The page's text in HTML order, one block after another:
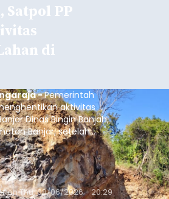
Satpol PP
di
-Pemerintah
aktivitas
Dinas Bingin Banjah,
Banjar, setelah
pengambilan
dengan peruntukan
onThu, 08/06/2026 - 20:29